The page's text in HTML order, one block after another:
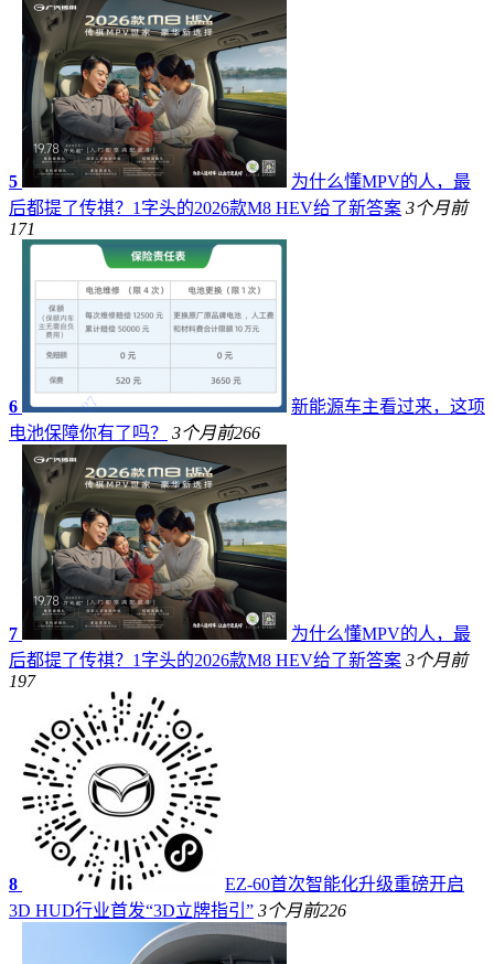
5
为什么懂MPV的人，最
后都提了传祺？1字头的2026款M8 HEV给了新答案 3个月前
171
6
新能源车主看过来，这项
电池保障你有了吗？
3个月前266
7
为什么懂MPV的人，最
后都提了传祺？1字头的2026款M8 HEV给了新答案 3个月前
197
8
EZ-60首次智能化升级重磅开启
3D HUD行业首发“3D立牌指引” 3个月前226